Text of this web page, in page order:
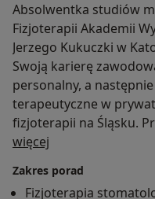
Absolwentka studiów
Fizjoterapii Akademii
Jerzego Kukuczki w
Swoją karierę
personalny, a
terapeutyczne w
fizjoterapii na Śląsku.
Specjalistycznym w
zdobycie cennego
więcej
Zakres porad
Fizjoterapia